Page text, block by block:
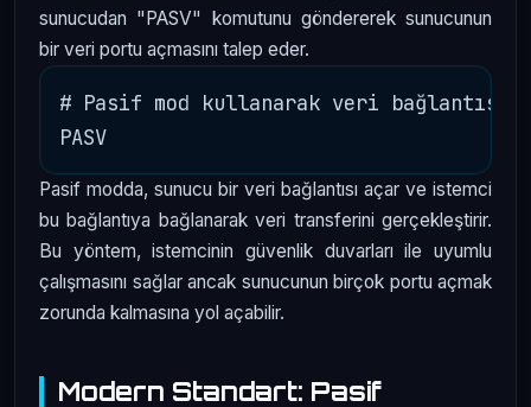
sunucudan "PASV" komutunu göndererek sunucunun
bir veri portu açmasını talep eder.
# Pasif mod kullanarak veri
Pasif modda, sunucu bir veri bağlantısı açar ve istemci
bu bağlantıya bağlanarak veri transferini gerçekleştirir.
Bu yöntem, istemcinin güvenlik duvarları ile uyumlu
çalışmasını sağlar ancak sunucunun birçok portu açmak
zorunda kalmasına yol açabilir.
Modern Standart: Pasif